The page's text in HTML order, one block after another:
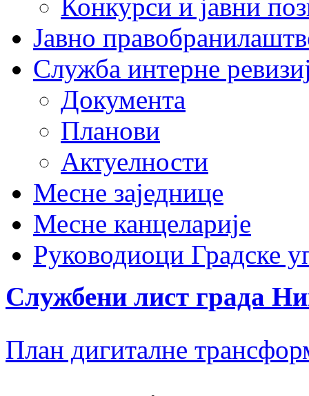
Конкурси и јавни
Јавно
Служба интерне
Документа
Планови
Актуелности
Месне заједнице
Месне канцеларије
Руководиоци Градске
Службени лист града
План дигиталне